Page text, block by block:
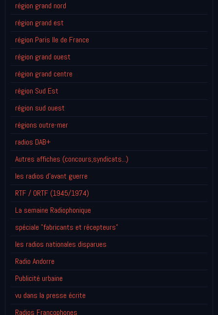
région grand nord
région grand est
région Paris Ile de France
région grand ouest
région grand centre
région Sud Est
région sud ouest
régions outre-mer
radios DAB+
Autres affiches (concours,syndicats...)
les radios d'avant guerre
RTF / ORTF (1945/1974)
La semaine Radiophonique
spéciale "fabricants et récepteurs"
les radios nationales disparues
Radio Andorre
Publicité urbaine
vu dans la presse écrite
Radios Francophones